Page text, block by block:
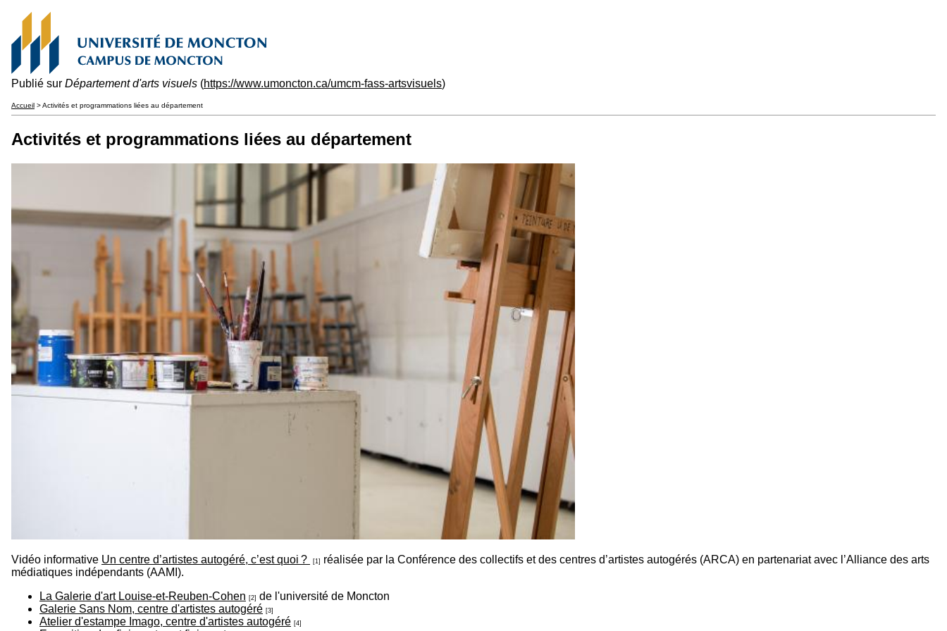
Publié sur Département d'arts visuels (https://www.umoncton.ca/umcm-fass-artsvisuels)
Accueil > Activités et programmations liées au département
Activités et programmations liées au département
Vidéo informative Un centre d’artistes autogéré, c’est quoi ? [1]
réalisée par la Conférence des collectifs et des centres d’artistes autogérés (ARCA) en partenariat avec l’Alliance des arts
médiatiques indépendants (AAMI).
La Galerie d'art Louise-et-Reuben-Cohen [2] de l'université de Moncton
Galerie Sans Nom, centre d'artistes autogéré [3]
Atelier d'estampe Imago, centre d'artistes autogéré [4]